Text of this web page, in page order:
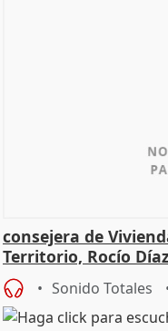
consejera de
Territorio, Rocío Díaz
Sonido Totales